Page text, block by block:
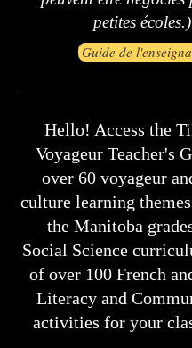
petites écoles.)
Guide de
Hello! Access the
Voyageur Teacher's
over 60 voyageur
culture learning
the Manitoba
Social Science
of over 100 French
Literacy and
activities for your